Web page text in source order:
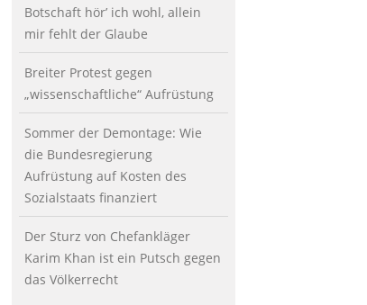
Botschaft hör’ ich wohl, allein
mir fehlt der Glaube
Breiter Protest gegen
„wissenschaftliche“ Aufrüstung
Sommer der Demontage: Wie
die Bundesregierung
Aufrüstung auf Kosten des
Sozialstaats finanziert
Der Sturz von Chefankläger
Karim Khan ist ein Putsch gegen
das Völkerrecht